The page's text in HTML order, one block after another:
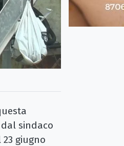
sindaco
giugno